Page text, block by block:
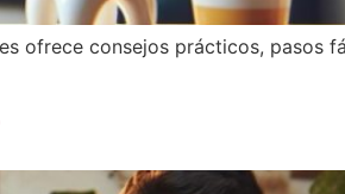
ofrece consejos prácticos, pasos